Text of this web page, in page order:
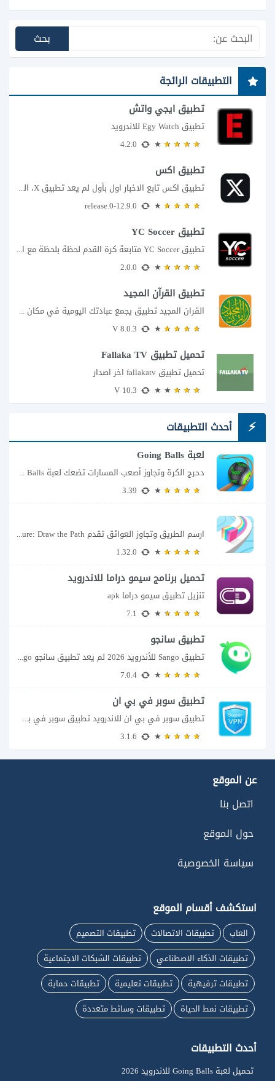
التطبيقات الرائجة
تطبيق ايجي واتش
تطبيق Egy Watch للاندرويد
تطبيق اكس
تطبيق اكس تابع الاخبار اول بأول لم يعد تطبيق X، المعروف سابقا باسم تويتر،...
تطبيق YC Soccer
تطبيق YC Soccer متابعة كرة القدم لحظة بلحظة مع اقتراب مباراة مصر والأرجنتين في...
تطبيق القرآن المجيد
القران المجيد تطبيق يجمع عبادتك اليومية في مكان واحد إذا كنت تبحث عن تطبيق...
تحميل تطبيق Fallaka TV
تحميل تطبيق fallakatv اخر اصدار
أحدث التطبيقات
لعبة Going Balls
دحرج الكرة وتجاوز أصعب المسارات تضعك لعبة Going Balls للأندرويد أمام تحدٍ يبدو بسيطًا...
ارسم الطريق وتجاوز العوائق تقدم Color Adventure: Draw the Path فكرة بسيطة تتحول سريعًا...
تحميل برنامج سيمو دراما للاندرويد
تنزيل تطبيق سيمو دراما apk
تطبيق سانجو
تطبيق Sango للأندرويد 2026 لم يعد تطبيق سانجو Sango مجرد مساحة لإرسال الرسائل أو...
تطبيق سوبر في بي ان
تطبيق سوبر في بي ان للاندرويد تطبيق سوبر في بي ان من تطبيقات الشبكات...
عن الموقع
اتصل بنا
حول الموقع
سياسة الخصوصية
استكشف أقسام الموقع
العاب تطبيقات الاتصالات
تطبيقات التصميم
تطبيقات الذكاء الاصطناعي
تطبيقات الشبكات الاجتماعية
تطبيقات ترفيهية
تطبيقات تعليمية
تطبيقات حماية
تطبيقات نمط الحياة
تطبيقات وسائط متعددة
أحدث التطبيقات
تحميل لعبة Going Balls للاندرويد 2026